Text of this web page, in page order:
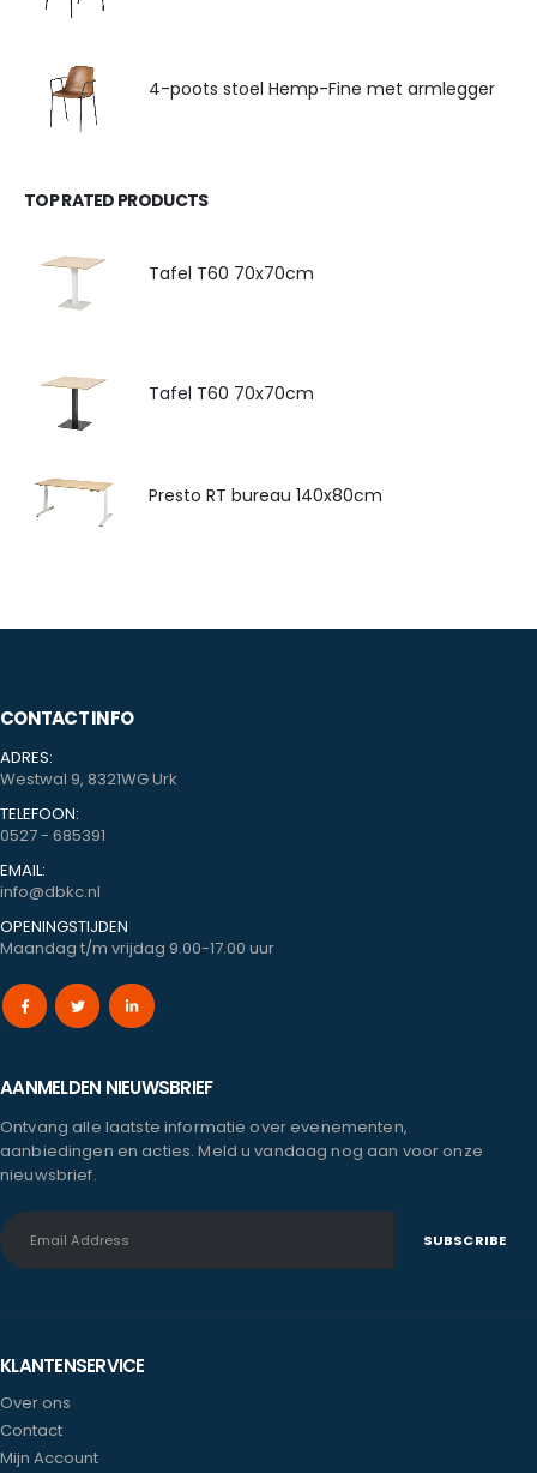
4-poots stoel Hemp-Fine met armlegger
TOP RATED PRODUCTS
Tafel T60 70x70cm
Tafel T60 70x70cm
Presto RT bureau 140x80cm
CONTACT INFO
ADRES:
Westwal 9, 8321WG Urk
TELEFOON:
0527 - 685391
EMAIL:
info@dbkc.nl
OPENINGSTIJDEN
Maandag t/m vrijdag 9.00-17.00 uur
AANMELDEN NIEUWSBRIEF
Ontvang alle laatste informatie over evenementen,
aanbiedingen en acties. Meld u vandaag nog aan voor onze
nieuwsbrief.
KLANTENSERVICE
Over ons
Contact
Mijn Account